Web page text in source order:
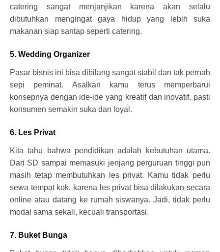
catering sangat menjanjikan karena akan selalu
dibutuhkan mengingat gaya hidup yang lebih suka
makanan siap santap seperti catering.
5. Wedding Organizer
Pasar bisnis ini bisa dibilang sangat stabil dan tak pernah
sepi peminat. Asalkan kamu terus memperbarui
konsepnya dengan ide-ide yang kreatif dan inovatif, pasti
konsumen semakin suka dan loyal.
6. Les Privat
Kita tahu bahwa pendidikan adalah kebutuhan utama.
Dari SD sampai memasuki jenjang perguruan tinggi pun
masih tetap membutuhkan les privat. Kamu tidak perlu
sewa tempat kok, karena les privat bisa dilakukan secara
online atau datang ke rumah siswanya. Jadi, tidak perlu
modal sama sekali, kecuali transportasi.
7. Buket Bunga